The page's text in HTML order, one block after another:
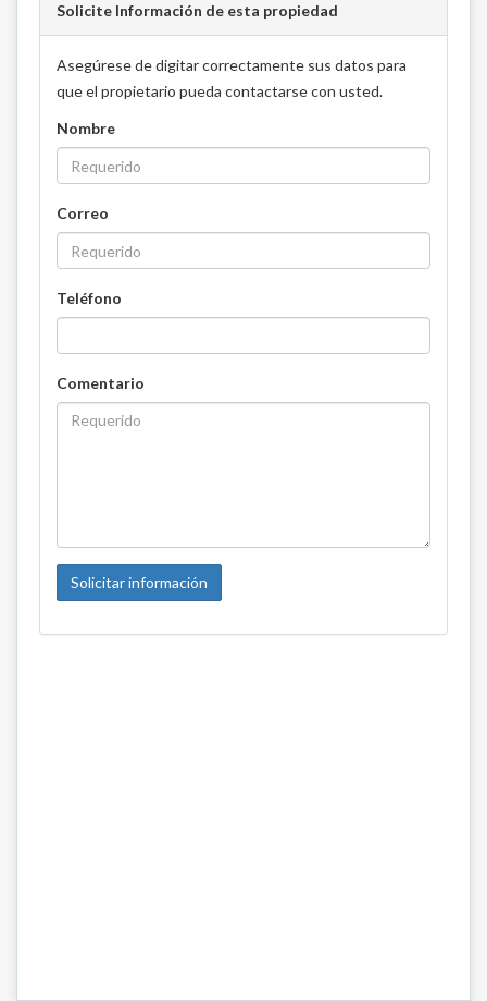
Solicite Información de esta propiedad
Asegúrese de digitar correctamente sus datos para
que el propietario pueda contactarse con usted.
Nombre
Correo
Teléfono
Comentario
Solicitar información